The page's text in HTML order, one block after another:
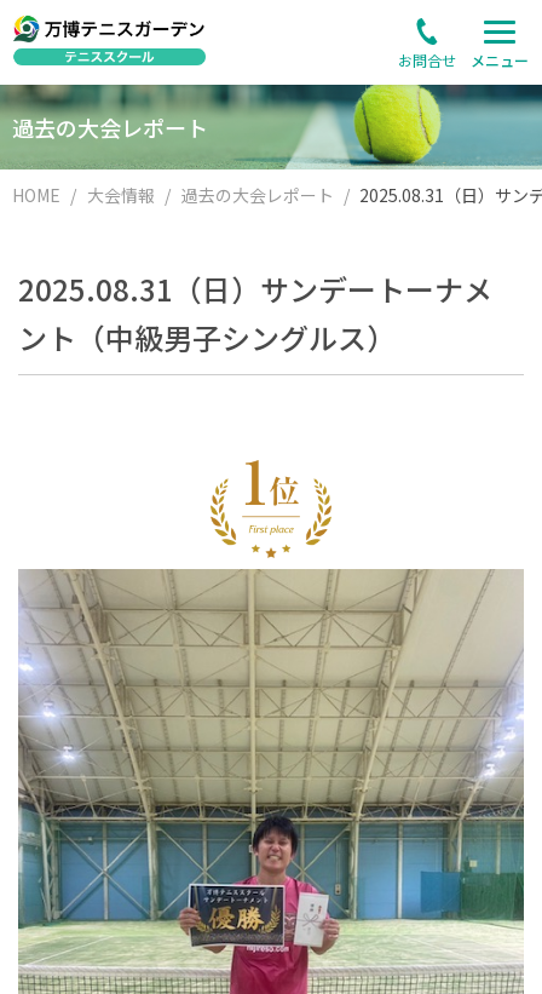
メニュー
お問合せ
過去の大会レポート
HOME 大会情報 過去の大会レポート
2025.08.31（日）サンデートーナメ
ント（中級男子シングルス）